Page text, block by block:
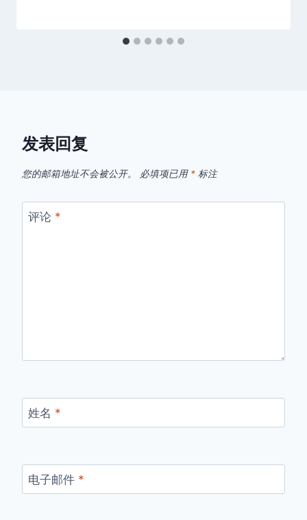
发表回复
您的邮箱地址不会被公开。 必填项已用 * 标注
评论 *
姓名 *
电子邮件 *